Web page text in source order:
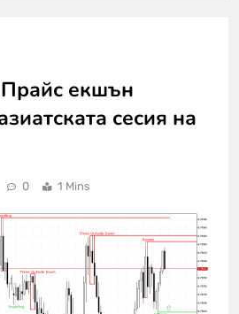
екшън
сесия на
0 1 Mins